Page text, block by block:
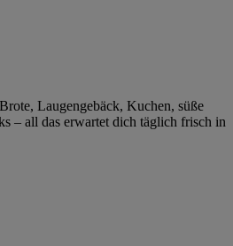
Laugengebäck, Kuchen, süße
– all das erwartet dich täglich frisch in